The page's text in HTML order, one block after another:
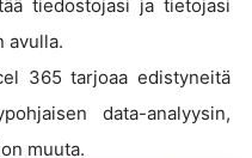
tiedostojasi ja tietojasi
avulla.
365 tarjoaa edistyneitä
data-analyysin,
muuta.